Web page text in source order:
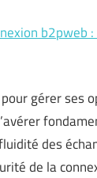
b2pweb
gérer ses
des
de la